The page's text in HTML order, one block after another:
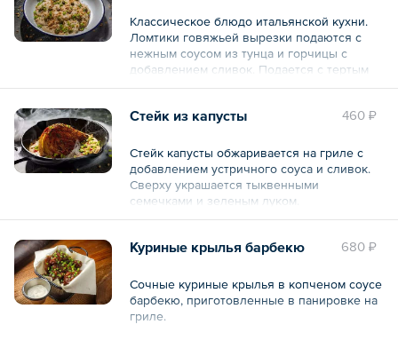
Классическое блюдо итальянской кухни.
Ломтики говяжьей вырезки подаются с
нежным соусом из тунца и горчицы с
добавлением сливок. Подается с тертым
пармезаном и каперсами.
Общий вес – 170 г 460 ₽
Стейк из капусты
Стейк капусты обжаривается на гриле с
добавлением устричного соуса и сливок.
Сверху украшается тыквенными
семечками и зеленым луком.
680 ₽
Куриные крылья барбекю
Сочные куриные крылья в копченом соусе
барбекю, приготовленные в панировке на
гриле.